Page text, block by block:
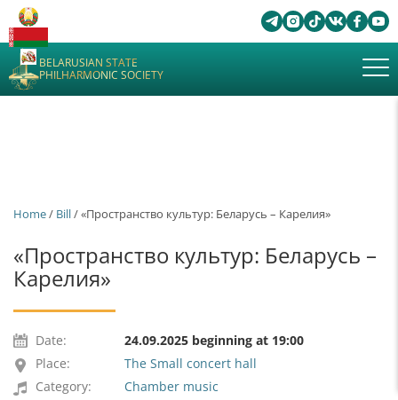
BELARUSIAN STATE
PHILHARMONIC SOCIETY
Home/ Bill/ «Пространство культур: Беларусь – Карелия»
«Пространство культур: Беларусь –
Карелия»
Date:
24.09.2025 beginning at 19:00
Place:
The Small concert hall
Category:
Chamber music